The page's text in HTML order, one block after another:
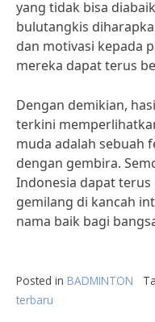
yang tidak bisa
bulutangkis
dan motivasi kepada
mereka dapat terus
Dengan demikian,
terkini
muda adalah sebuah
dengan gembira.
Indonesia dapat
gemilang di kancah
nama baik bagi
Posted in BADMINTON
terbaru